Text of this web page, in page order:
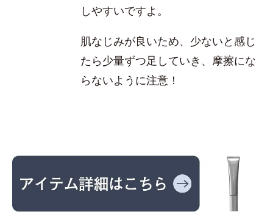
しやすいですよ。
肌なじみが良いため、少ないと感じ
たら少量ずつ足していき、摩擦にな
らないように注意！